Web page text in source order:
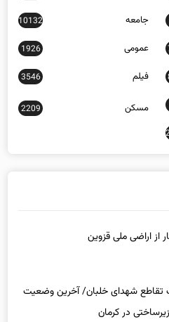
جامعه 10132
عمومی 1926
فیلم 3546
مسکن 2209
تقاطع شهدای خلبان/ آخرین وضعیت
در کرمان